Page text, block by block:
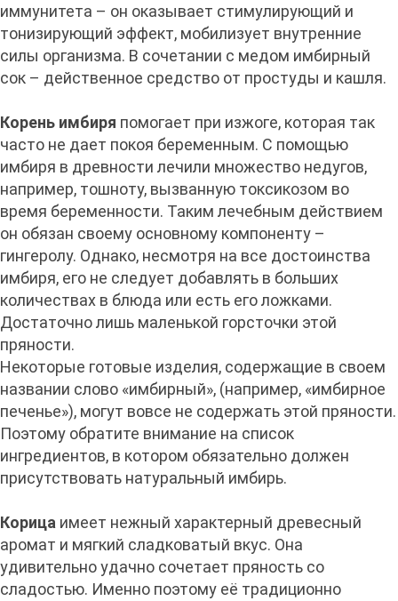
иммунитета – он оказывает стимулирующий и
тонизирующий эффект, мобилизует внутренние
силы организма. В сочетании с медом имбирный
сок – действенное средство от простуды и кашля.
Корень имбиря помогает при изжоге, которая так
часто не дает покоя беременным. С помощью
имбиря в древности лечили множество недугов,
например, тошноту, вызванную токсикозом во
время беременности. Таким лечебным действием
он обязан своему основному компоненту –
гингеролу. Однако, несмотря на все достоинства
имбиря, его не следует добавлять в больших
количествах в блюда или есть его ложками.
Достаточно лишь маленькой горсточки этой
пряности.
Некоторые готовые изделия, содержащие в своем
названии слово «имбирный», (например, «имбирное
печенье»), могут вовсе не содержать этой пряности.
Поэтому обратите внимание на список
ингредиентов, в котором обязательно должен
присутствовать натуральный имбирь.
Корица имеет нежный характерный древесный
аромат и мягкий сладковатый вкус. Она
удивительно удачно сочетает пряность со
сладостью. Именно поэтому её традиционно